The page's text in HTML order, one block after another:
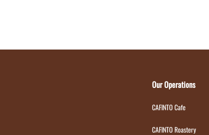
Our Operations
CAFINTO Cafe
CAFINTO Roastery